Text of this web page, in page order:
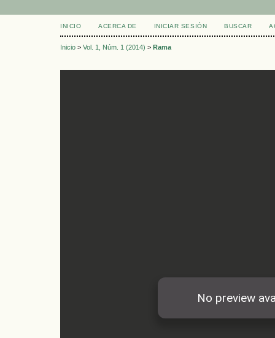
INICIO ACERCA DE INICIAR SESIÓN BUSCAR
Inicio > Vol. 1, Núm. 1 (2014) > Rama